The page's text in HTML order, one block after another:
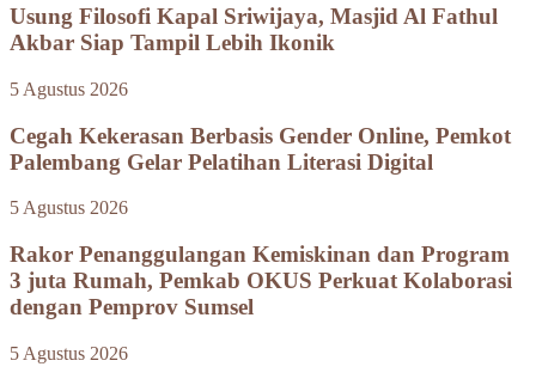
Usung Filosofi Kapal Sriwijaya, Masjid Al Fathul
Akbar Siap Tampil Lebih Ikonik
5 Agustus 2026
Cegah Kekerasan Berbasis Gender Online, Pemkot
Palembang Gelar Pelatihan Literasi Digital
5 Agustus 2026
Rakor Penanggulangan Kemiskinan dan Program
3 juta Rumah, Pemkab OKUS Perkuat Kolaborasi
dengan Pemprov Sumsel
5 Agustus 2026